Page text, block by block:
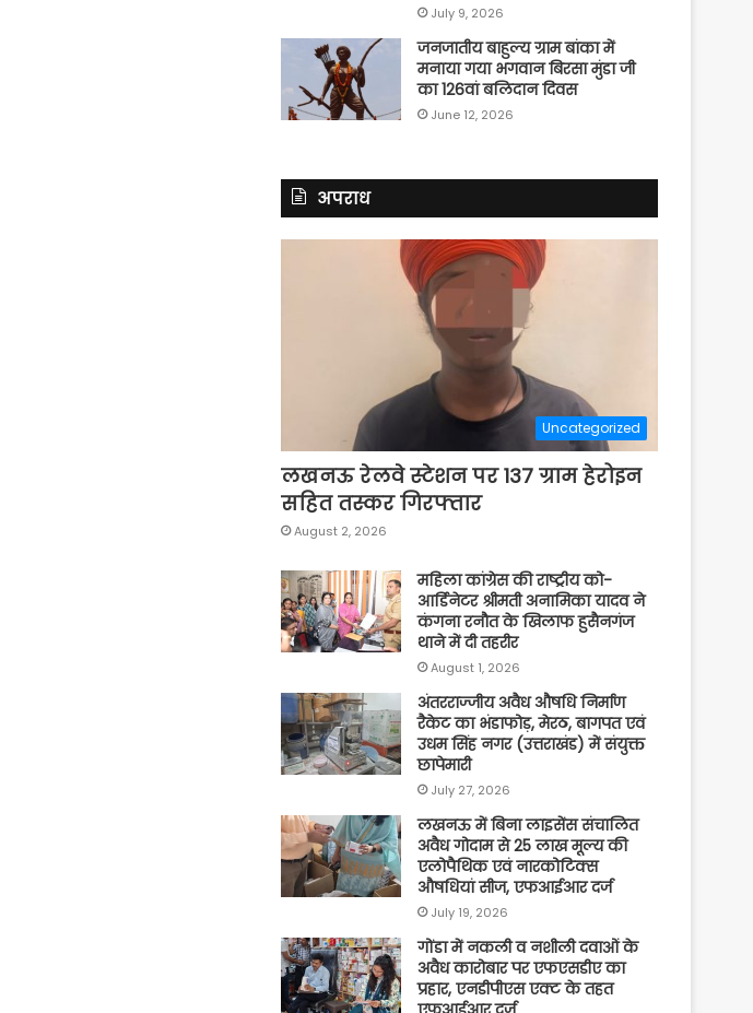
July 9, 2026
जनजातीय बाहुल्य ग्राम बांका में
मनाया गया भगवान बिरसा मुंडा जी
का 126वां बलिदान दिवस
June 12, 2026
अपराध
Uncategorized
लखनऊ रेलवे स्टेशन पर 137 ग्राम हेरोइन
सहित तस्कर गिरफ्तार
August 2, 2026
महिला कांग्रेस की राष्ट्रीय को-
आर्डिनेटर श्रीमती अनामिका यादव ने
कंगना रनौत के खिलाफ हुसैनगंज
थाने में दी तहरीर
August 1, 2026
अंतरराज्जीय अवैध औषधि निर्माण
रैकेट का भंडाफोड़, मेरठ, बागपत एवं
उधम सिंह नगर (उत्तराखंड) में संयुक्त
छापेमारी
July 27, 2026
लखनऊ में बिना लाइसेंस संचालित
अवैध गोदाम से 25 लाख मूल्य की
एलोपैथिक एवं नारकोटिक्स
औषधियां सीज, एफआईआर दर्ज
July 19, 2026
गोंडा में नकली व नशीली दवाओं के
अवैध कारोबार पर एफएसडीए का
प्रहार, एनडीपीएस एक्ट के तहत